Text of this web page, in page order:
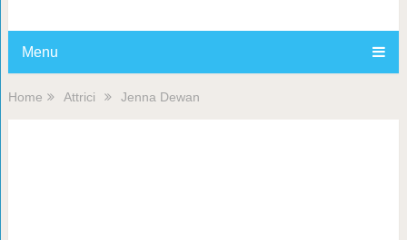
Menu
Home Attrici Jenna Dewan